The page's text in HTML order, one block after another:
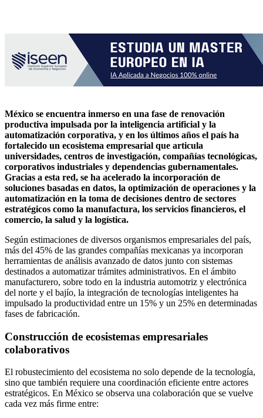
México se encuentra inmerso en una fase de renovación
productiva impulsada por la inteligencia artificial y la
automatización corporativa, y en los últimos años el país ha
fortalecido un ecosistema empresarial que articula
universidades, centros de investigación, compañías tecnológicas,
corporativos industriales y dependencias gubernamentales.
Gracias a esta red, se ha acelerado la incorporación de
soluciones basadas en datos, la optimización de operaciones y la
automatización en la toma de decisiones dentro de sectores
estratégicos como la manufactura, los servicios financieros, el
comercio, la salud y la logística.
Según estimaciones de diversos organismos empresariales del país,
más del 45% de las grandes compañías mexicanas ya incorporan
herramientas de análisis avanzado de datos junto con sistemas
destinados a automatizar trámites administrativos. En el ámbito
manufacturero, sobre todo en la industria automotriz y electrónica
del norte y el bajío, la integración de tecnologías inteligentes ha
impulsado la productividad entre un 15% y un 25% en determinadas
fases de fabricación.
Construcción de ecosistemas empresariales
colaborativos
El robustecimiento del ecosistema no solo depende de la tecnología,
sino que también requiere una coordinación eficiente entre actores
estratégicos. En México se observa una colaboración que se vuelve
cada vez más firme entre: